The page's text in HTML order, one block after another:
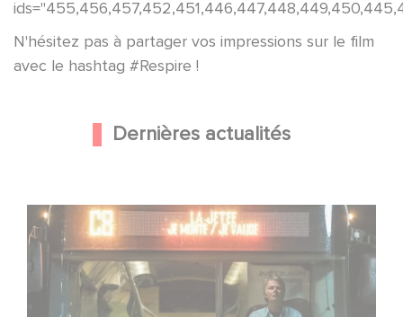
N'hésitez pas à partager vos impressions sur le film
avec le hashtag #Respire !
Dernières actualités
Une date de sortie pour le nouveau film de Franck
Dubosc